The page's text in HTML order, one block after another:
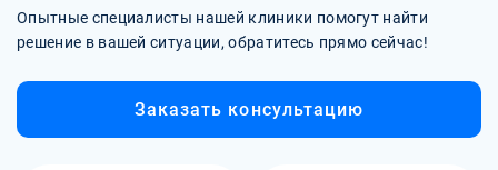
Опытные специалисты нашей клиники помогут найти
решение в вашей ситуации, обратитесь прямо сейчас!
Заказать консультацию